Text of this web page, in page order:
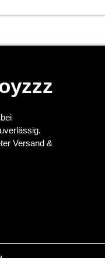
Versand &